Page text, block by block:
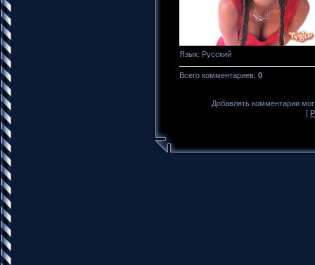
Язык: Русский
Всего комментариев: 0
Добавлять комментарии
[